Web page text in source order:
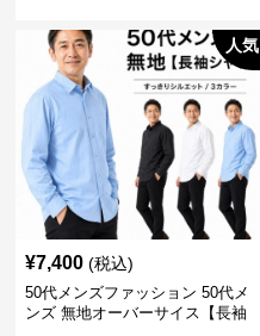
人気
¥7,400 (税込)
50代メンズファッション 50代メ
ンズ 無地オーバーサイス【長袖